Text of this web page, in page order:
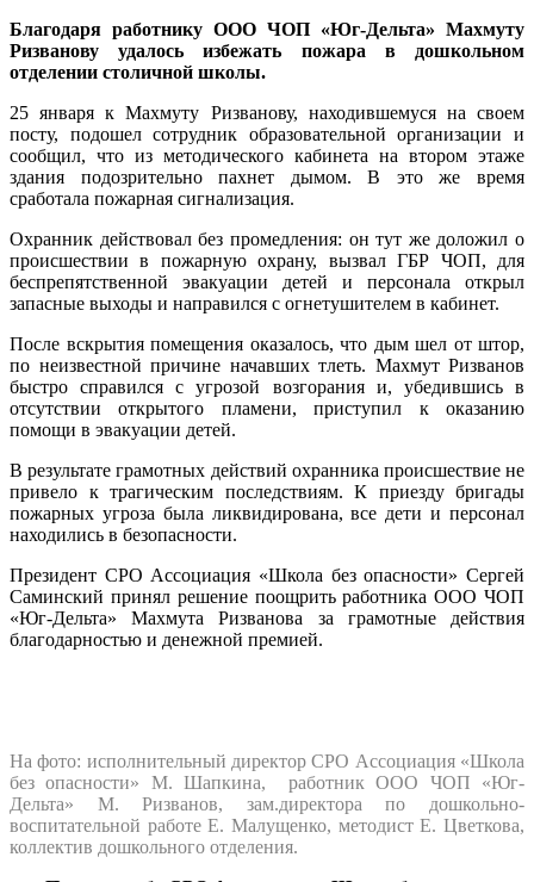
Благодаря работнику ООО ЧОП «Юг-Дельта» Махмуту
Ризванову удалось избежать пожара в дошкольном
отделении столичной школы.
25 января к Махмуту Ризванову, находившемуся на своем
посту, подошел сотрудник образовательной организации и
сообщил, что из методического кабинета на втором этаже
здания подозрительно пахнет дымом. В это же время
сработала пожарная сигнализация.
Охранник действовал без промедления: он тут же доложил о
происшествии в пожарную охрану, вызвал ГБР ЧОП, для
беспрепятственной эвакуации детей и персонала открыл
запасные выходы и направился с огнетушителем в кабинет.
После вскрытия помещения оказалось, что дым шел от штор,
по неизвестной причине начавших тлеть. Махмут Ризванов
быстро справился с угрозой возгорания и, убедившись в
отсутствии открытого пламени, приступил к оказанию
помощи в эвакуации детей.
В результате грамотных действий охранника происшествие не
привело к трагическим последствиям. К приезду бригады
пожарных угроза была ликвидирована, все дети и персонал
находились в безопасности.
Президент СРО Ассоциация «Школа без опасности» Сергей
Саминский принял решение поощрить работника ООО ЧОП
«Юг-Дельта» Махмута Ризванова за грамотные действия
благодарностью и денежной премией.
На фото: исполнительный директор СРО Ассоциация «Школа
без опасности» М. Шапкина, работник ООО ЧОП «Юг-
Дельта» М. Ризванов, зам.директора по дошкольно-
воспитательной работе Е. Малущенко, методист Е. Цветкова,
коллектив дошкольного отделения.